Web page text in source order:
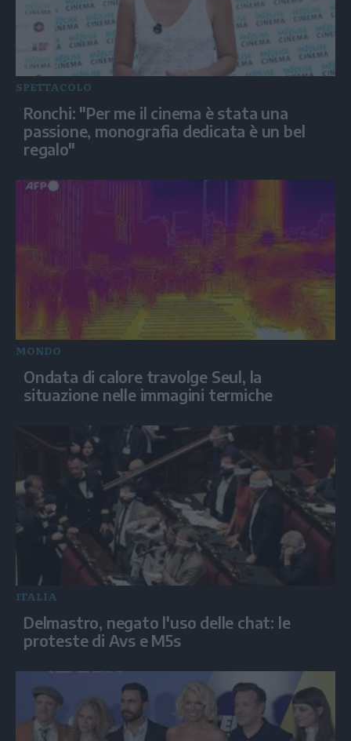
SPETTACOLO
Ronchi: "Per me il cinema è stata una
passione, monografia dedicata è un bel
regalo"
MONDO
Ondata di calore travolge Seul, la
situazione nelle immagini termiche
ITALIA
Delmastro, negato l'uso delle chat: le
proteste di Avs e M5s